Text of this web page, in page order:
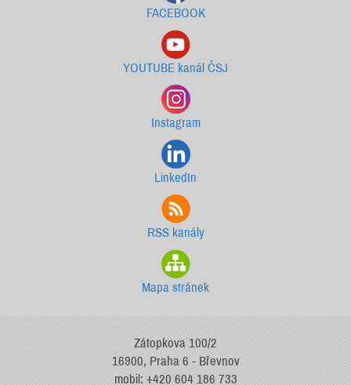
FACEBOOK
YOUTUBE kanál ČSJ
Instagram
LinkedIn
RSS kanály
Mapa stránek
Zátopkova 100/2
16900, Praha 6 - Břevnov
mobil: +420 604 186 733